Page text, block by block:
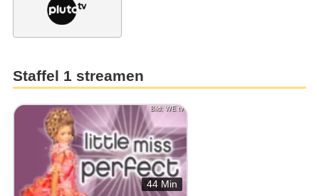
Staffel 1 streamen
Bild: WE tv
44 Min